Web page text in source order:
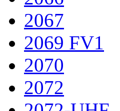
2067
2069 FV1
2070
2072